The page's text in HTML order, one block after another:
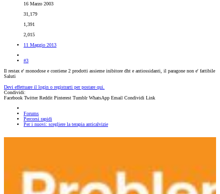
16 Marzo 2003
31,179
1,391
2,015
11 Maggio 2013
#3
Il restax e' monodose e contiene 2 prodotti assieme inibitore dht e antiossidanti, il paragone non e' fattibile
Saluti
Devi effettuare il login o registrarti per postare qui.
Condividi:
Facebook Twitter Reddit Pinterest Tumblr WhatsApp Email Condividi Link
Forums
Percorsi rapidi
Per i nuovi: scegliere la terapia anticalvizie